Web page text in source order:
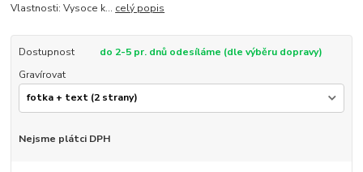
Vlastnosti: Vysoce k... celý popis
Dostupnost
do 2-5 pr. dnů odesíláme (dle výběru dopravy)
Gravírovat
Nejsme plátci DPH